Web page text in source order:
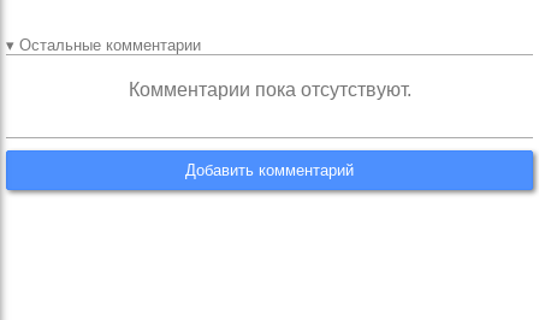
▾ Остальные комментарии
Комментарии пока отсутствуют.
Добавить комментарий